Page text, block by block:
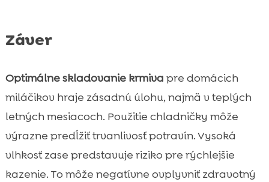
Záver
Optimálne skladovanie krmiva pre domácich
miláčikov hraje zásadnú úlohu, najmä v teplých
letných mesiacoch. Použitie chladničky môže
výrazne predĺžiť trvanlivosť potravín. Vysoká
vlhkosť zase predstavuje riziko pre rýchlejšie
kazenie. To môže negatívne ovplyvniť zdravotný